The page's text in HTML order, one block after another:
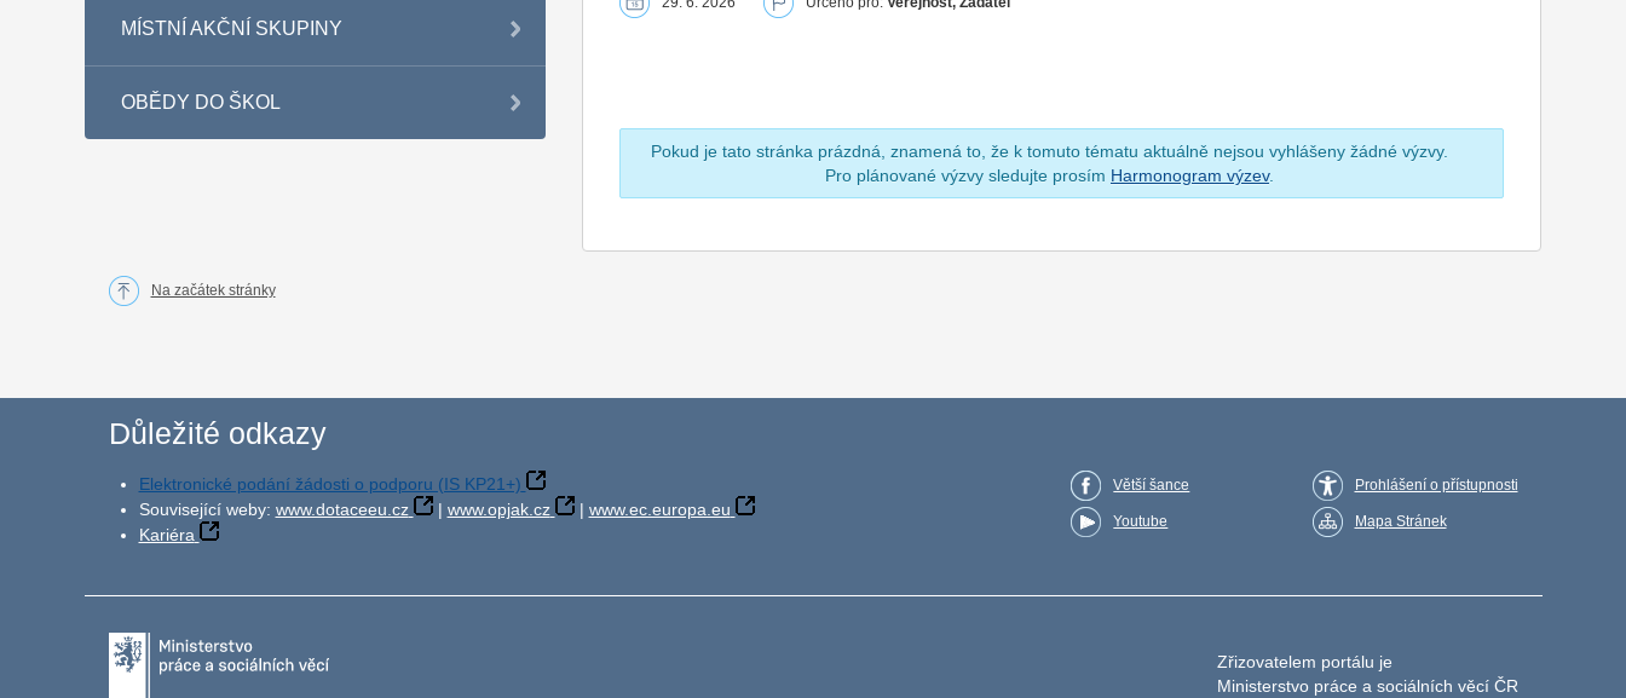
MÍSTNÍ AKČNÍ SKUPINY
OBĚDY DO ŠKOL
Pokud je tato stránka prázdná, znamená to, že k tomuto tématu aktuálně nejsou vyhlášeny žádné výzvy.
Pro plánované výzvy sledujte prosím Harmonogram výzev.
Na začátek stránky
Důležité odkazy
Elektronické podání žádosti o podporu (IS KP21+)
Související weby: www.dotaceeu.cz | www.opjak.cz | www.ec.europa.eu
Kariéra
Větší šance
Youtube
Prohlášení o přístupnosti
Mapa Stránek
Zřizovatelem portálu je
Ministerstvo práce a sociálních věcí ČR